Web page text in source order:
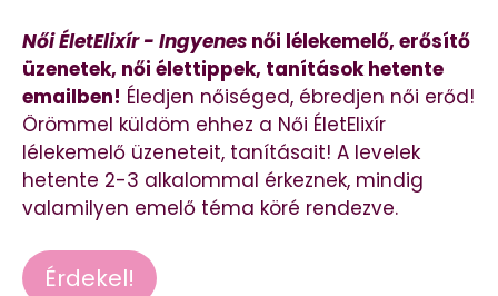
Női ÉletElixír - Ingyenes női lélekemelő, erősítő
üzenetek, női élettippek, tanítások hetente
emailben! Éledjen nőiséged, ébredjen női erőd!
Örömmel küldöm ehhez a Női ÉletElixír
lélekemelő üzeneteit, tanításait! A levelek
hetente 2-3 alkalommal érkeznek, mindig
valamilyen emelő téma köré rendezve.
Érdekel!